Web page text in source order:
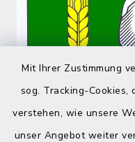
Mit Ihrer Zustimmung
sog. Tracking-Cookies,
verstehen, wie unsere
unser Angebot weiter